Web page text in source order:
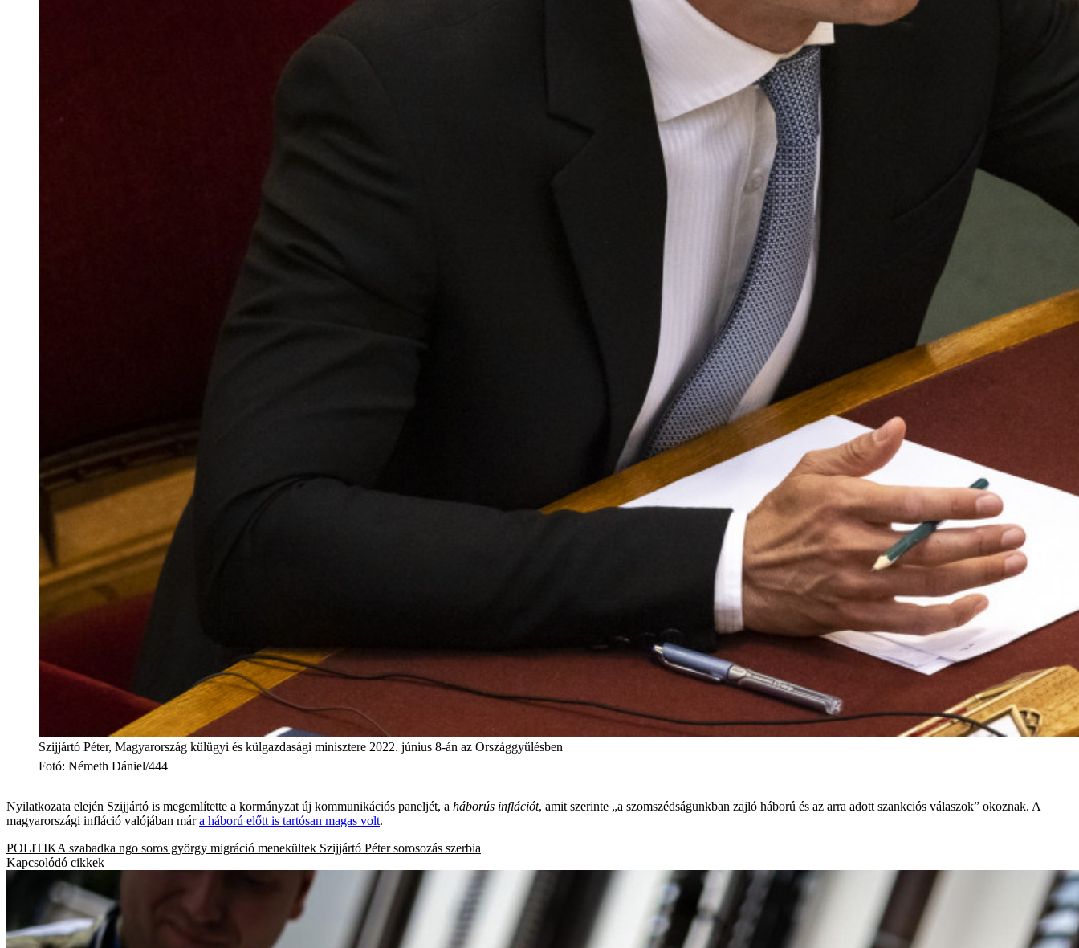
Szijjártó Péter, Magyarország külügyi és külgazdasági minisztere 2022. június 8-án az Országgyűlésben
Fotó: Németh Dániel/444
Nyilatkozata elején Szijjártó is megemlítette a kormányzat új kommunikációs paneljét, a háborús inflációt, amit szerinte „a szomszédságunkban zajló háború és az arra adott szankciós válaszok” okoznak. A
magyarországi infláció valójában mára háború előtt is tartósan magas volt.
POLITIKA szabadka ngo soros györgy migráció menekültek Szijjártó Péter sorosozás szerbia
Kapcsolódó cikkek